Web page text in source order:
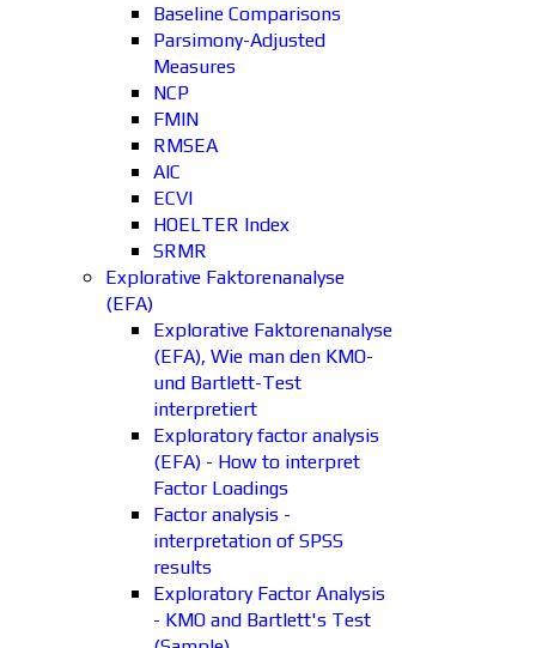
Baseline Comparisons
Parsimony-Adjusted
Measures
NCP
FMIN
RMSEA
AIC
ECVI
HOELTER Index
SRMR
Explorative Faktorenanalyse
(EFA)
Explorative Faktorenanalyse
(EFA), Wie man den KMO-
und Bartlett-Test
interpretiert
Exploratory factor analysis
(EFA) - How to interpret
Factor Loadings
Factor analysis -
interpretation of SPSS
results
Exploratory Factor Analysis
- KMO and Bartlett's Test